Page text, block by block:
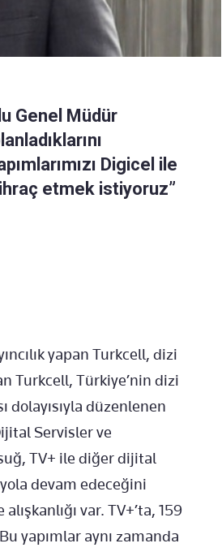
Genel Müdür
Digicel ile
etmek istiyoruz”
yapan Turkcell, dizi
Turkcell, Türkiye’nin dizi
dolayısıyla düzenlenen
Servisler ve
TV+ ile diğer dijital
devam edeceğini
var. TV+’ta, 159
yapımlar aynı zamanda